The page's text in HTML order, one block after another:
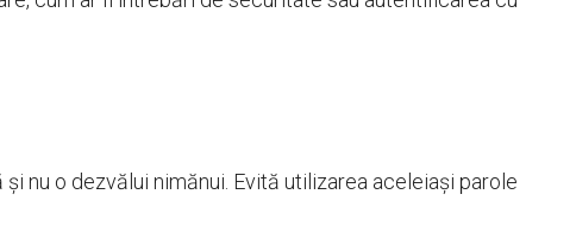
nu o dezvălui nimănui. Evită utilizarea aceleiași parole